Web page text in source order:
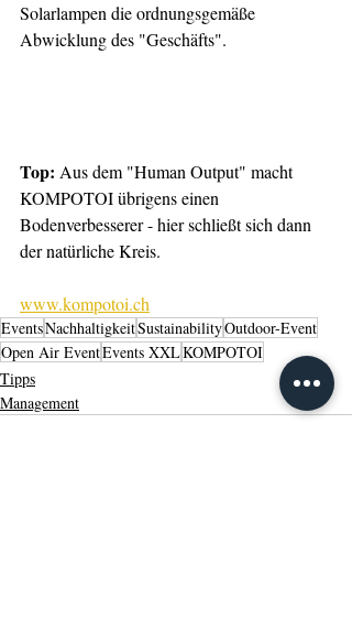
Solarlampen die ordnungsgemäße
Abwicklung des "Geschäfts".
Top: Aus dem "Human Output" macht
KOMPOTOI übrigens einen
Bodenverbesserer - hier schließt sich dann
der natürliche Kreis.
www.kompotoi.ch
EventsNachhaltigkeitSustainabilityOutdoor-Event
Open Air EventEvents XXLKOMPOTOI
Tipps
Management